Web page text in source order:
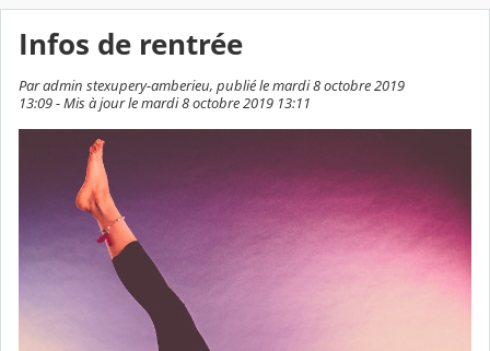
Infos de rentrée
Par admin stexupery-amberieu, publié le mardi 8 octobre 2019
13:09 - Mis à jour le mardi 8 octobre 2019 13:11